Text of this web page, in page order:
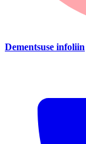
Dementsuse infoliin